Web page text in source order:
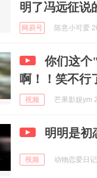
明了冯远征说
网易号 陈意小可爱
你们这个
啊！！笑不行
视频 芒果影娱ym
明明是初
视频 动物恋爱日